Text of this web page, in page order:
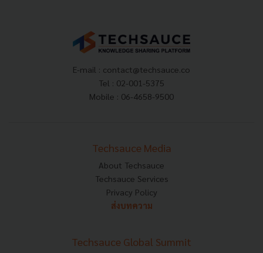
E-mail : contact@techsauce.co
Tel : 02-001-5375
Mobile : 06-4658-9500
Techsauce Media
About Techsauce
Techsauce Services
Privacy Policy
ส่งบทความ
Techsauce Global Summit